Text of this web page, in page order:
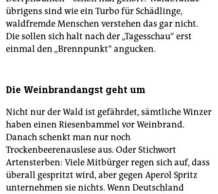
übrigens sind wie ein Turbo für Schädlinge,
waldfremde Menschen ver­stehen das gar nicht.
Die sollen sich halt nach der „Tagesschau“ erst
einmal den „Brennpunkt“ angucken.
Die Weinbrandangst geht um
Nicht nur der Wald ist gefährdet, sämtliche Winzer
haben einen Riesenbammel vor Weinbrand.
Danach schenkt man nur noch
Trockenbeerenauslese aus. Oder Stichwort
Artensterben: Viele Mitbürger regen sich auf, dass
überall gespritzt wird, aber gegen Aperol Spritz
unternehmen sie nichts. Wenn Deutschland